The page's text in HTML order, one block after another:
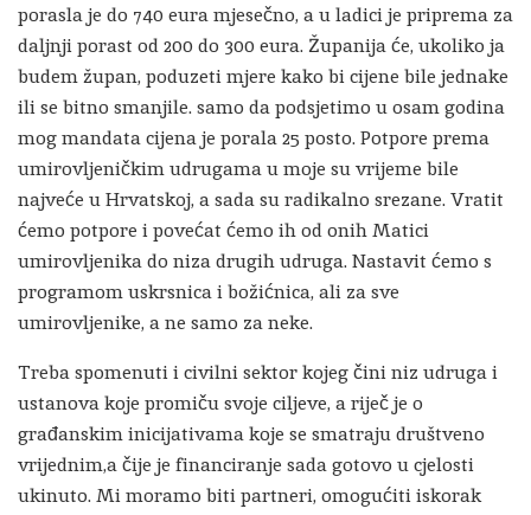
porasla je do 740 eura mjesečno, a u ladici je priprema za
daljnji porast od 200 do 300 eura. Županija će, ukoliko ja
budem župan, poduzeti mjere kako bi cijene bile jednake
ili se bitno smanjile. samo da podsjetimo u osam godina
mog mandata cijena je porala 25 posto. Potpore prema
umirovljeničkim udrugama u moje su vrijeme bile
najveće u Hrvatskoj, a sada su radikalno srezane. Vratit
ćemo potpore i povećat ćemo ih od onih Matici
umirovljenika do niza drugih udruga. Nastavit ćemo s
programom uskrsnica i božićnica, ali za sve
umirovljenike, a ne samo za neke.
Treba spomenuti i civilni sektor kojeg čini niz udruga i
ustanova koje promiču svoje ciljeve, a riječ je o
građanskim inicijativama koje se smatraju društveno
vrijednim,a čije je financiranje sada gotovo u cjelosti
ukinuto. Mi moramo biti partneri, omogućiti iskorak